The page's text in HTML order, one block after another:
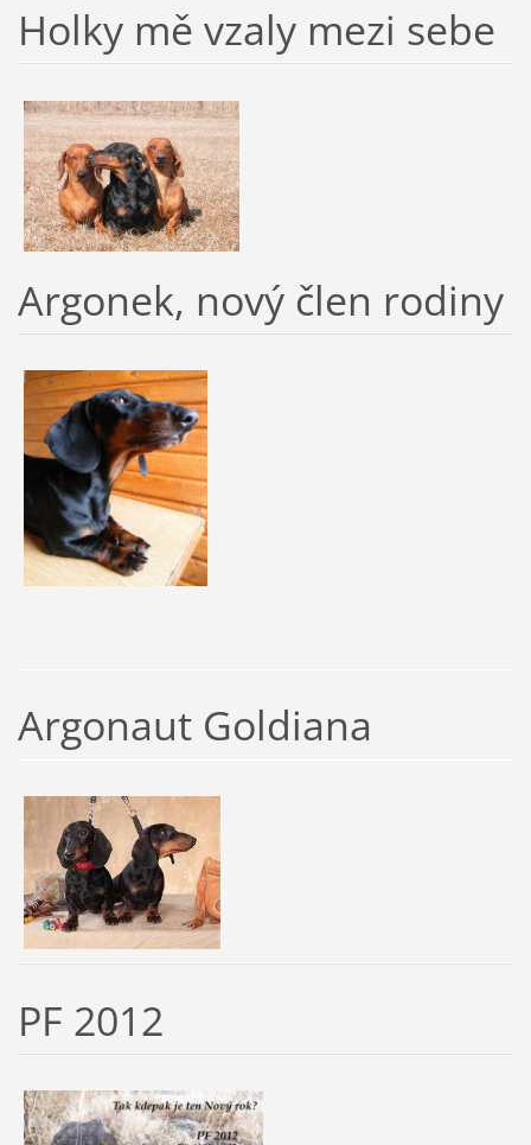
Holky mě vzaly mezi sebe
Argonek, nový člen rodiny
Argonaut Goldiana
PF 2012